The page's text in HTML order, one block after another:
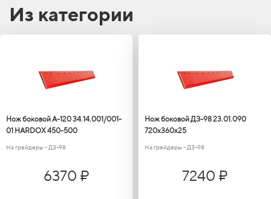
Из категории
Нож боковой А-120 34.14.001/001-
01 HARDOX 450-500
На грейдеры - ДЗ-98
6370 ₽
Нож боковой ДЗ-98 23.01.090
720х360х25
На грейдеры - ДЗ-98
7240 ₽